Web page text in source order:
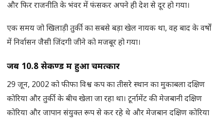
और फिर राजनीति के भंवर में फंसकर अपने ही देश से दूर हो गया।
एक समय जो खिलाड़ी तुर्की का सबसे बड़ा खेल नायक था, वह बाद के वर्षों
में निर्वासन जैसी जिंदगी जीने को मजबूर हो गया।
जब 10.8 सेकण्ड में हुआ चमत्कार
29 जून, 2002 को फीफा विश्व कप का तीसरे स्थान का मुकाबला दक्षिण
कोरिया और तुर्की के बीच खेला जा रहा था। टूर्नामेंट की मेजबानी दक्षिण
कोरिया और जापान संयुक्त रूप से कर रहे थे और मेजबान दक्षिण कोरिया